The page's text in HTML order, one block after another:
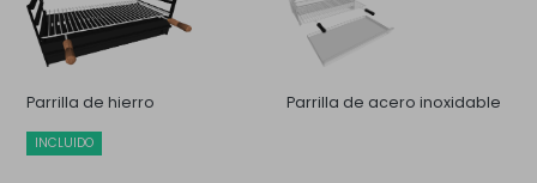
Parrilla de hierro
INCLUIDO
Parrilla de acero inoxidable